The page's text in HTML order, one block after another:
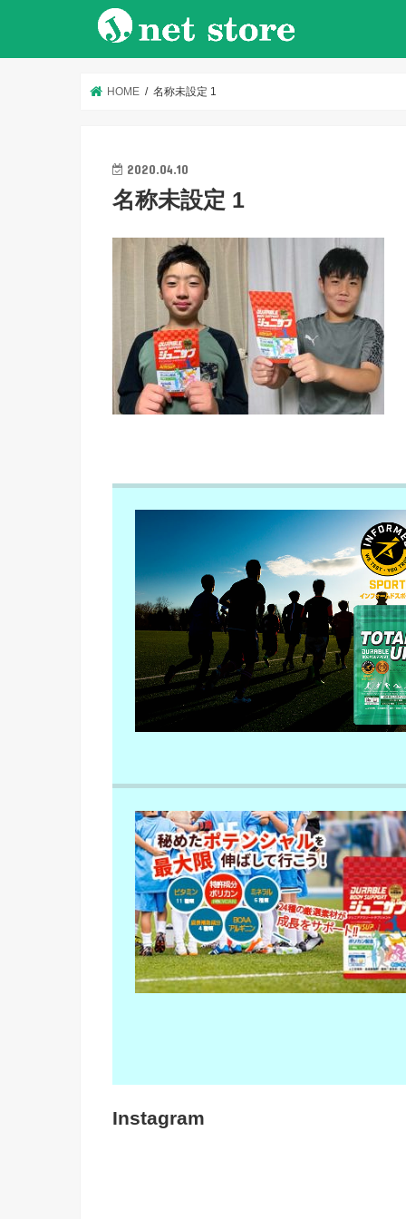
HOME 名称未設定 1
2020.04.10
名称未設定 1
Instagram